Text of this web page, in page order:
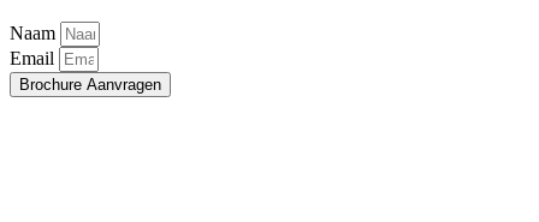
Naam
Email
Brochure Aanvragen